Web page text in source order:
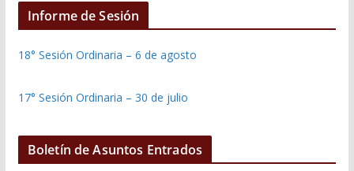
Informe de Sesión
18° Sesión Ordinaria – 6 de agosto
17° Sesión Ordinaria – 30 de julio
Boletín de Asuntos Entrados